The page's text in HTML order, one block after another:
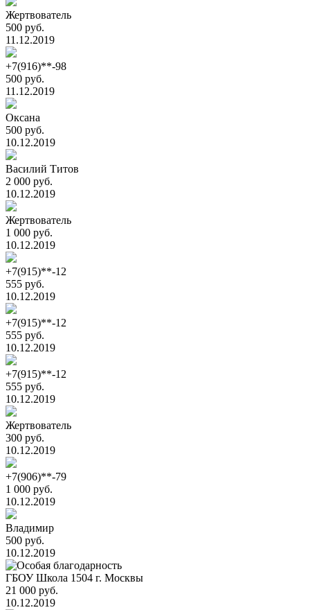
Жертвователь
500 руб.
11.12.2019
+7(916)**-98
500 руб.
11.12.2019
Оксана
500 руб.
10.12.2019
Василий Титов
2 000 руб.
10.12.2019
Жертвователь
1 000 руб.
10.12.2019
+7(915)**-12
555 руб.
10.12.2019
+7(915)**-12
555 руб.
10.12.2019
+7(915)**-12
555 руб.
10.12.2019
Жертвователь
300 руб.
10.12.2019
+7(906)**-79
1 000 руб.
10.12.2019
Владимир
500 руб.
10.12.2019
ГБОУ Школа 1504 г. Москвы
21 000 руб.
10.12.2019